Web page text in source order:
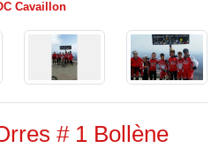
Cavaillon
# 1 Bollène